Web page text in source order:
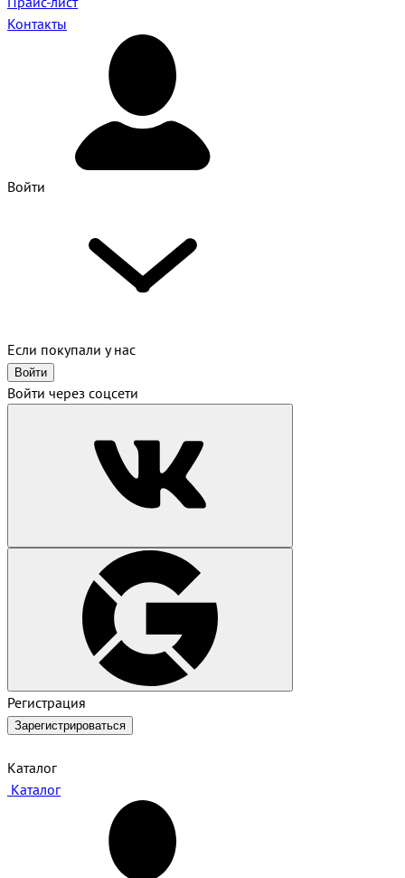
Контакты
Войти
Если покупали у нас
Войти
Войти через соцсети
Регистрация
Зарегистрироваться
Каталог
Каталог